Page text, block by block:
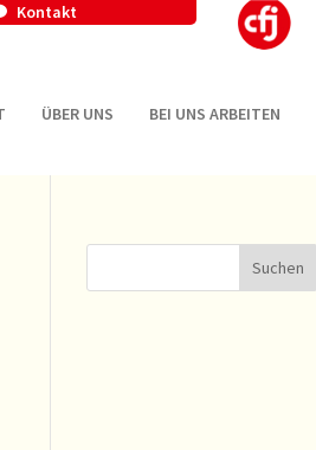
Kontakt
ÜBER UNS BEI UNS ARBEITEN